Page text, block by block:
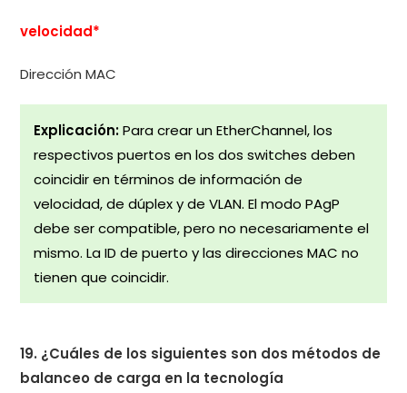
velocidad*
Dirección MAC
Explicación:Para crear un EtherChannel, los
respectivos puertos en los dos switches deben
coincidir en términos de información de
velocidad, de dúplex y de VLAN. El modo PAgP
debe ser compatible, pero no necesariamente el
mismo. La ID de puerto y las direcciones MAC no
tienen que coincidir.
19. ¿Cuáles de los siguientes son dos métodos de
balanceo de carga en la tecnología